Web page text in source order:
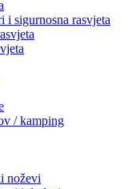
i sigurnosna rasvjeta
/ kamping
noževi